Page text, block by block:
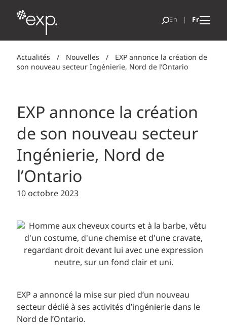
Actualités / Nouvelles /
EXP annonce la création de
son nouveau secteur Ingénierie, Nord de l’Ontario
EXP annonce la création
de son nouveau secteur
Ingénierie, Nord de
l’Ontario
10 octobre 2023
EXP a annoncé la mise sur pied d’un nouveau
secteur dédié à ses activités d’ingénierie dans le
Nord de l’Ontario.